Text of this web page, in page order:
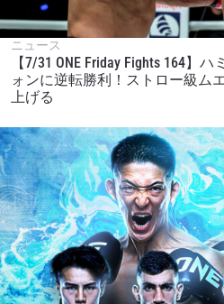
ニュース
【7/31 ONE Friday Fights 164】
ォンに逆転勝利！ストロー級ム
上げる